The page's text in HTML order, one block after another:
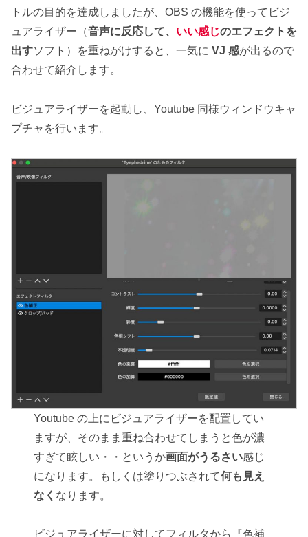
トルの目的を達成しましたが、OBS の機能を使ってビジ
ュアライザー（音声に反応して、 いい感じのエフェクトを
出すソフト）を重ねがけすると、一気に VJ 感が出るので
合わせて紹介します。
ビジュアライザーを起動し、Youtube 同様ウィンドウキャ
プチャを行います。
Youtube の上にビジュアライザーを配置してい
ますが、そのまま重ね合わせてしまうと色が濃
すぎて眩しい・・というか画面がうるさい感じ
になります。もしくは塗りつぶされて何も見え
なく なります。
ビジュアライザーに対してフィルタから『色補